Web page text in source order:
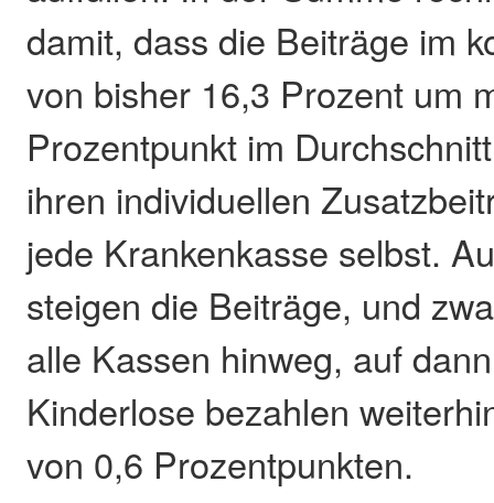
damit, dass die Beiträge im
von bisher 16,3 Prozent um
Prozentpunkt im
ihren individuellen
jede Krankenkasse selbst.
steigen die Beiträge, und
alle Kassen hinweg, auf
Kinderlose bezahlen
von 0,6 Prozentpunkten.